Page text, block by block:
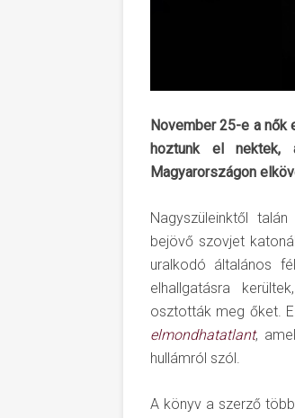
November 25-e a
hoztunk el nektek,
Magyarországon
Nagyszüleinktől
bejövő szovjet
uralkodó általános
elhallgatásra
osztották meg őket.
elmondhatatlant,
hullámról szól.
A könyv a szerző